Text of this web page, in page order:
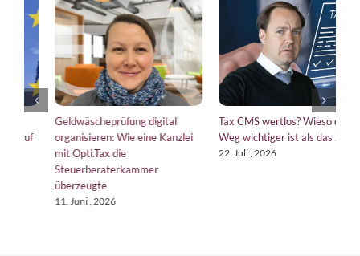
Geldwäscheprüfung digital
organisieren: Wie eine Kanzlei
mit Opti.Tax die
Steuerberaterkammer
überzeugte
11. Juni , 2026
Tax CMS wertlos? Wieso der
Weg wichtiger ist als das Ziel
22. Juli , 2026